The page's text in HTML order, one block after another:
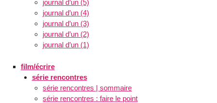
journal d’un (5)
journal d’un (4)
journal d’un (3)
journal d’un (2)
journal d’un (1)
film/écrire
série rencontres
série rencontres | sommaire
série rencontres : faire le point